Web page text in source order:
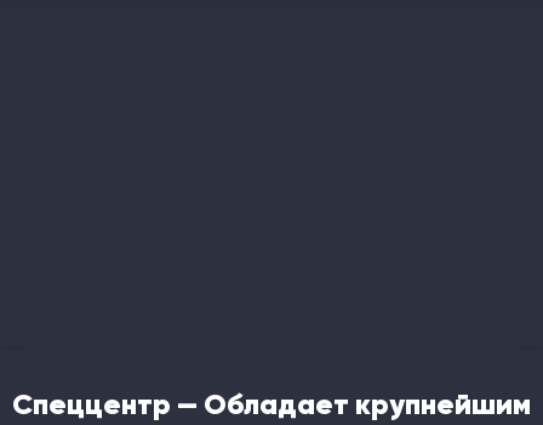
Спеццентр — Обладает крупнейшим